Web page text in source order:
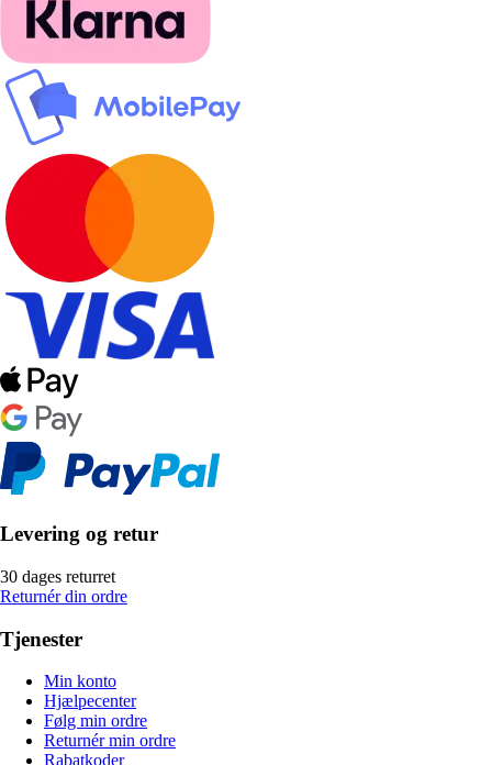
Levering og retur
30 dages returret
Returnér din ordre
Tjenester
Min konto
Hjælpecenter
Følg min ordre
Returnér min ordre
Rabatkoder